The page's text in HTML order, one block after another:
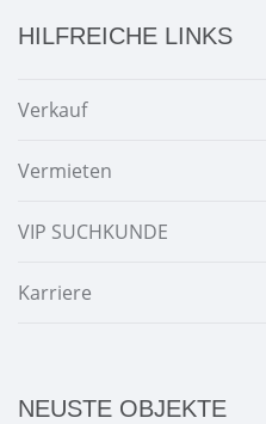
HILFREICHE LINKS
Verkauf
Vermieten
VIP SUCHKUNDE
Karriere
NEUSTE OBJEKTE